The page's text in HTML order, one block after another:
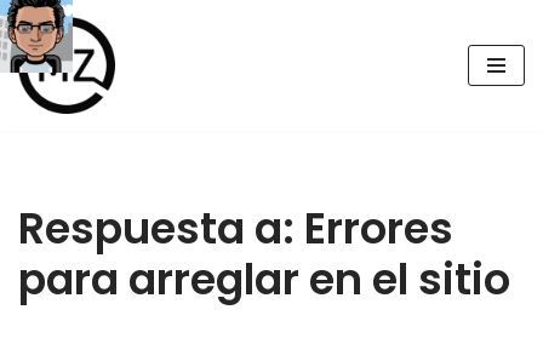
Saltar
al
Respuesta a: Errores
para arreglar en el sitio